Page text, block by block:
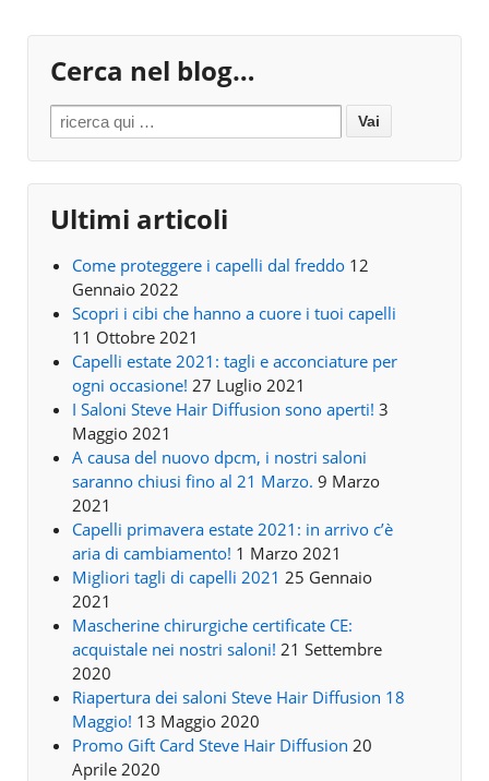
Cerca nel blog…
Search for:
Ultimi articoli
Come proteggere i capelli dal freddo 12
Gennaio 2022
Scopri i cibi che hanno a cuore i tuoi capelli
11 Ottobre 2021
Capelli estate 2021: tagli e acconciature per
ogni occasione! 27 Luglio 2021
I Saloni Steve Hair Diffusion sono aperti! 3
Maggio 2021
A causa del nuovo dpcm, i nostri saloni
saranno chiusi fino al 21 Marzo. 9 Marzo
2021
Capelli primavera estate 2021: in arrivo c’è
aria di cambiamento! 1 Marzo 2021
Migliori tagli di capelli 2021 25 Gennaio
2021
Mascherine chirurgiche certificate CE:
acquistale nei nostri saloni! 21 Settembre
2020
Riapertura dei saloni Steve Hair Diffusion 18
Maggio! 13 Maggio 2020
Promo Gift Card Steve Hair Diffusion 20
Aprile 2020